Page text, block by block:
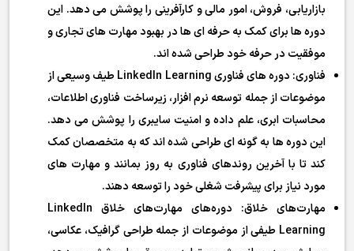
بازاریابی، فروش، امور مالی و کارآفرینی را پوشش می دهد. این
دوره ها برای کمک به حرفه ای ها در بهبود مهارت های تجاری و
موفقیت در حرفه خود طراحی شده اند.
فناوری: دوره های فناوری LinkedIn Learning طیف وسیعی از
موضوعات از جمله توسعه نرم افزار، زیرساخت فناوری اطلاعات،
محاسبات ابری، علم داده و امنیت سایبری را پوشش می دهد.
این دوره ها به گونه ای طراحی شده اند که به متخصصان کمک
کند تا با آخرین روندهای فناوری به روز بمانند و مهارت های
مورد نیاز برای پیشرفت شغلی خود را توسعه دهند.
مهارت‌های خلاق: دوره‌های مهارت‌های خلاق LinkedIn
Learning طیفی از موضوعات از جمله طراحی گرافیک، عکاسی،